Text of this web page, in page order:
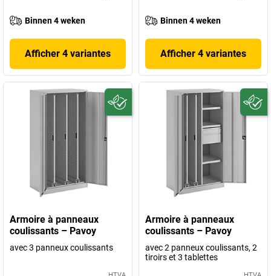
Binnen 4 weken
Afficher 4 variantes
Binnen 4 weken
Afficher 4 variantes
Armoire à panneaux
coulissants – Pavoy
avec 3 panneux coulissants
Armoire à panneaux
coulissants – Pavoy
avec 2 panneux coulissants, 2
tiroirs et 3 tablettes